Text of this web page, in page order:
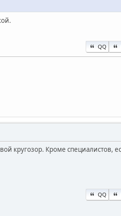
QQ
кругозор. Кроме специалистов,
QQ